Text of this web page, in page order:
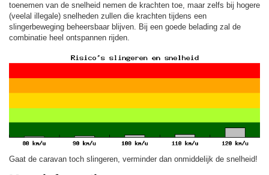
toenemen van de snelheid nemen de krachten toe, maar zelfs bij hogere
(veelal illegale) snelheden zullen die krachten tijdens een
slingerbeweging beheersbaar blijven. Bij een goede belading zal de
combinatie heel ontspannen rijden.
Gaat de caravan toch slingeren, verminder dan onmiddelijk de snelheid!